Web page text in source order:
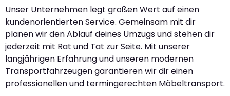
Unser Unternehmen legt großen Wert auf einen
kundenorientierten Service. Gemeinsam mit dir
planen wir den Ablauf deines Umzugs und stehen dir
jederzeit mit Rat und Tat zur Seite. Mit unserer
langjährigen Erfahrung und unseren modernen
Transportfahrzeugen garantieren wir dir einen
professionellen und termingerechten Möbeltransport.